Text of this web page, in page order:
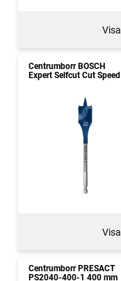
Visa
Centrumborr BOSCH
Expert Selfcut Cut Speed
Visa
Centrumborr PRESACT
PS2040-400-1 400 mm